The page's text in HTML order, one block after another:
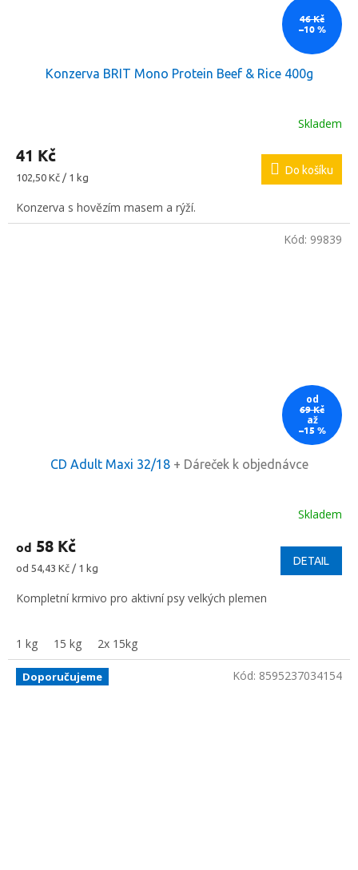
46 Kč
–10 %
Konzerva BRIT Mono Protein Beef & Rice 400g
Skladem
41 Kč
Měrná
102,50 Kč / 1 kg
Do košíku
Konzerva s hovězím masem a rýží.
od
69 Kč
až
–15 %
CD Adult Maxi 32/18 + Dáreček k objednávce
Skladem
od 58 Kč
Měrná
od 54,43 Kč / 1 kg
DETAIL
Kompletní krmivo pro aktivní psy velkých plemen
1 kg 15 kg 2x 15kg
Kód: 99839
Doporučujeme Kód: 8595237034154